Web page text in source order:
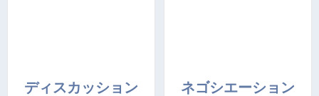
ディスカッション ネゴシエーション